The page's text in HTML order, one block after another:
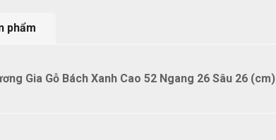
phẩm
Gia Gỗ Bách Xanh Cao 52 Ngang 26 Sâu 26 (cm)